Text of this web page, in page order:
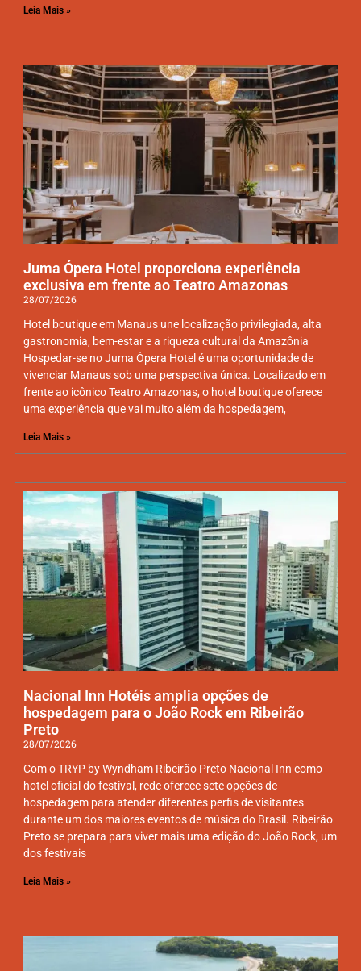
Leia Mais »
Juma Ópera Hotel proporciona experiência
exclusiva em frente ao Teatro Amazonas
28/07/2026
Hotel boutique em Manaus une localização privilegiada, alta
gastronomia, bem-estar e a riqueza cultural da Amazônia
Hospedar-se no Juma Ópera Hotel é uma oportunidade de
vivenciar Manaus sob uma perspectiva única. Localizado em
frente ao icônico Teatro Amazonas, o hotel boutique oferece
uma experiência que vai muito além da hospedagem,
Leia Mais »
Nacional Inn Hotéis amplia opções de
hospedagem para o João Rock em Ribeirão
Preto
28/07/2026
Com o TRYP by Wyndham Ribeirão Preto Nacional Inn como
hotel oficial do festival, rede oferece sete opções de
hospedagem para atender diferentes perfis de visitantes
durante um dos maiores eventos de música do Brasil. Ribeirão
Preto se prepara para viver mais uma edição do João Rock, um
dos festivais
Leia Mais »